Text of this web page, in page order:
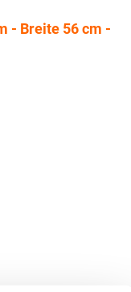
- Breite 56 cm -